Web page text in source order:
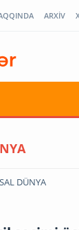
ARXİV
DÜNYA